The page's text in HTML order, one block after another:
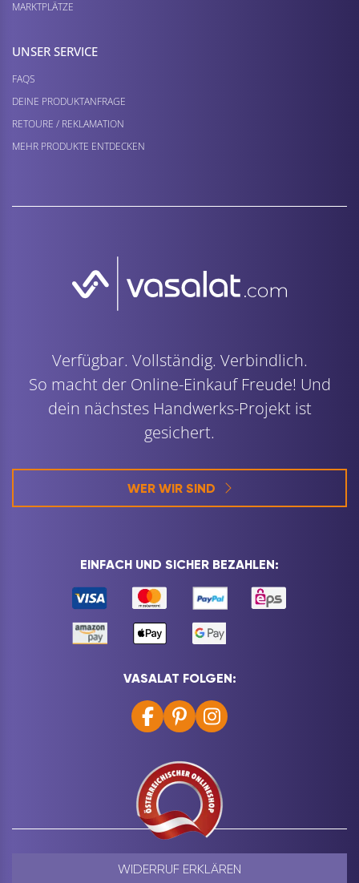
MARKTPLÄTZE
UNSER SERVICE
FAQS
DEINE PRODUKTANFRAGE
RETOURE / REKLAMATION
MEHR PRODUKTE ENTDECKEN
Verfügbar. Vollständig. Verbindlich.
So macht der Online-Einkauf Freude! Und
dein nächstes Handwerks-Projekt ist
gesichert.
WER WIR SIND
EINFACH UND SICHER BEZAHLEN:
VASALAT FOLGEN:
WIDERRUF ERKLÄREN